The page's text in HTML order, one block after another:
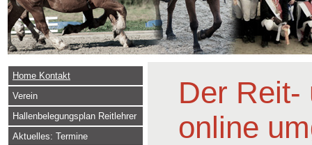
Home Kontakt
Verein
Hallenbelegungsplan Reitlehrer
Aktuelles: Termine
Der Reit-
online